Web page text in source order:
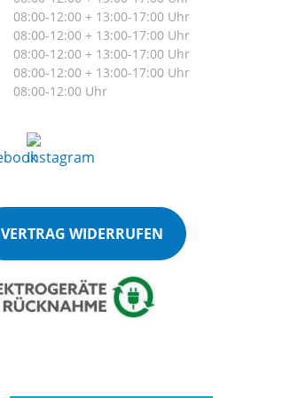
08:00-12:00 + 13:00-17:00 Uhr
08:00-12:00 + 13:00-17:00 Uhr
08:00-12:00 + 13:00-17:00 Uhr
08:00-12:00 + 13:00-17:00 Uhr
08:00-12:00 Uhr
VERTRAG WIDERRUFEN